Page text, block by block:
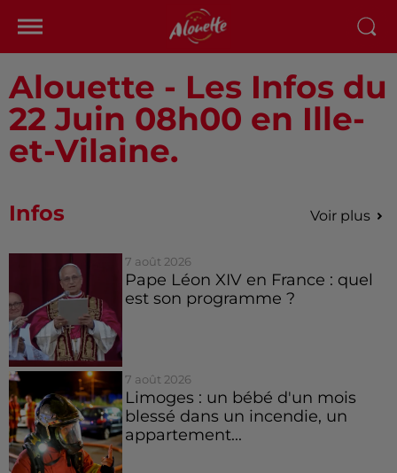
Alouette - Les Infos du
22 Juin 08h00 en Ille-
et-Vilaine.
Infos Voir plus
7 août 2026
Pape Léon XIV en France : quel
est son programme ?
7 août 2026
Limoges : un bébé d'un mois
blessé dans un incendie, un
appartement...